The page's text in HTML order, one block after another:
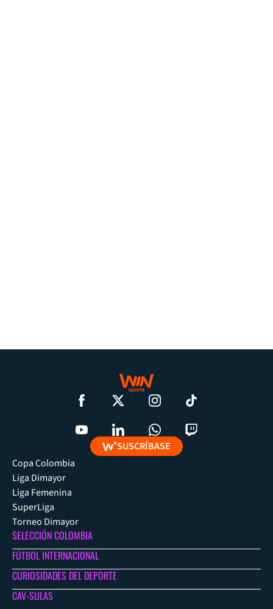
SUSCRÍBASE
Copa Colombia
Liga Dimayor
Liga Femenina
SuperLiga
Torneo Dimayor
SELECCIÓN COLOMBIA
FÚTBOL INTERNACIONAL
CURIOSIDADES DEL DEPORTE
CAV-SULAS